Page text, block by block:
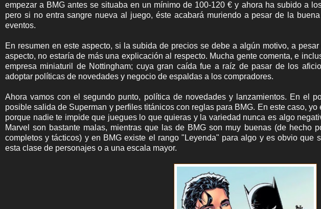
empezar a BMG antes se situaba en un mínimo de 100-120 € y ahora ha subido a
pero si no entra sangre nueva al juego, éste acabará muriendo a pesar de la
eventos.
En resumen en este aspecto, si la subida de precios se debe a algún motivo, a
aspecto, no estaría de más una explicación al respecto. Mucha gente comenta, e
empresa miniaturil de Nottingham; cuya gran caída fue a raíz de pasar de los
adoptar políticas de novedades y negocio de espaldas a los compradores.
Ahora vamos con el segundo punto, política de novedades y lanzamientos. En el
posible salida de Superman y perfiles titánicos con reglas para BMG. En este caso,
porque nadie te impide que juegues lo que quieras y la variedad nunca es algo
Marvel son bastante malas, mientras que las de BMG son muy buenas (de hecho
completos y tácticos) y en BMG existe el rango "Leyenda" para algo y es obvio que
esta clase de personajes o a una escala mayor.